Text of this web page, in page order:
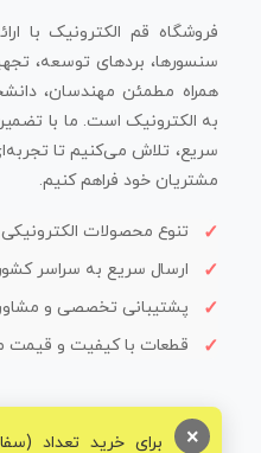
فروشگاه قم الکترونیک با
سنسورها، بردهای توسعه،
همراه مطمئن مهندسان،
به الکترونیک است. ما با
سریع، تلاش می‌کنیم تا
مشتریان خود فراهم کنیم.
تنوع محصولات
ارسال سریع به سراسر
پشتیبانی تخصصی و
قطعات با کیفیت و قیمت
برای خرید تعداد ×